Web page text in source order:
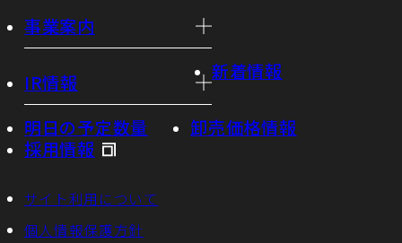
事業案内
IR情報 新着情報
明日の予定数量
卸売価格情報
採用情報
サイト利用について
個人情報保護方針